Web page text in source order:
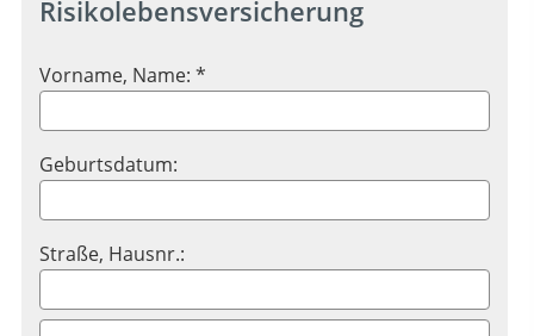
Risikolebensversicherung
Vorname, Name: *
Geburtsdatum:
Straße, Hausnr.: